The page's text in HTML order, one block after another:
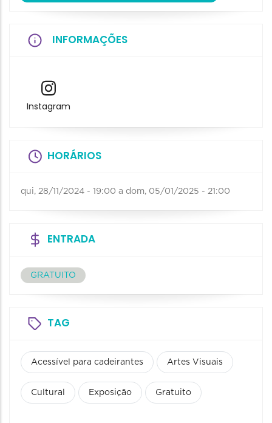
INFORMAÇÕES
Instagram
HORÁRIOS
qui, 28/11/2024 - 19:00 a dom, 05/01/2025 - 21:00
ENTRADA
GRATUITO
TAG
Acessível para cadeirantes Artes Visuais
Cultural Exposição Gratuito